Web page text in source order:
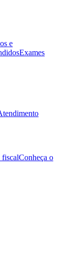
e
Exames
fiscalConheça o